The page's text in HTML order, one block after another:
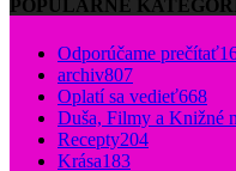
POPULÁRNE
Odporúčame prečítať
archiv807
Oplatí sa vedieť668
Duša, Filmy a Knižné
Recepty204
Krása183